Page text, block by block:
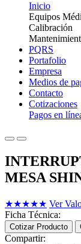
Inicio
Equipos
Calibración
PQRS
Portafolio
Empresa
Medios de
Contacto
Cotizaciones
Pagos en
MESA
★★★★★ Ver
Ficha Técnica:
Cotizar Producto
Compartir: